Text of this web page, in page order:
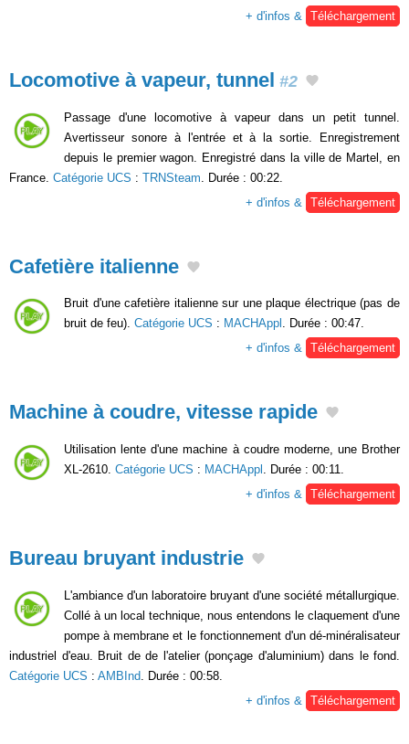
+ d'infos & Téléchargement
Locomotive à vapeur, tunnel #2
Passage d'une locomotive à vapeur dans un petit tunnel.
Avertisseur sonore à l'entrée et à la sortie. Enregistrement
depuis le premier wagon. Enregistré dans la ville de Martel, en
France. Catégorie UCS : TRNSteam . Durée : 00:22.
+ d'infos &
Téléchargement
Cafetière italienne
Bruit d'une cafetière italienne sur une plaque électrique (pas de
bruit de feu). Catégorie UCS : MACHAppl . Durée : 00:47.
+ d'infos & Téléchargement
Machine à coudre, vitesse rapide
Utilisation lente d'une machine à coudre moderne, une Brother
XL-2610. Catégorie UCS : MACHAppl . Durée : 00:11.
+ d'infos & Téléchargement
Bureau bruyant industrie
L'ambiance d'un laboratoire bruyant d'une société métallurgique.
Collé à un local technique, nous entendons le claquement d'une
pompe à membrane et le fonctionnement d'un dé-minéralisateur
industriel d'eau. Bruit de de l'atelier (ponçage d'aluminium) dans le fond.
Catégorie UCS : AMBInd . Durée : 00:58.
+ d'infos &
Téléchargement